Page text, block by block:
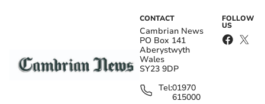
CONTACT
Cambrian News
PO Box 141
Aberystwyth
Wales
SY23 9DP
Tel:01970
615000
FOLLOW
US